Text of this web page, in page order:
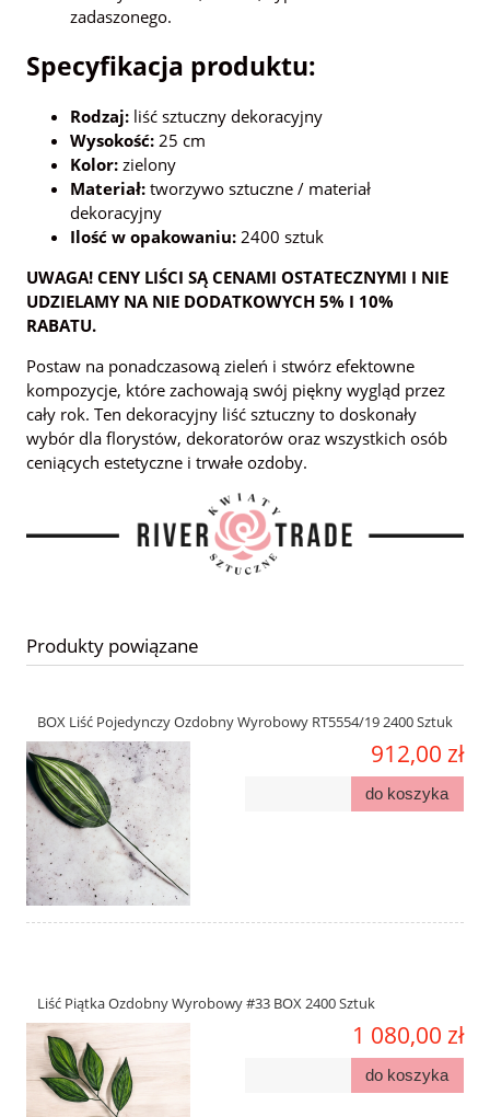
zadaszonego.
Specyfikacja produktu:
Rodzaj: liść sztuczny dekoracyjny
Wysokość: 25 cm
Kolor: zielony
Materiał: tworzywo sztuczne / materiał
dekoracyjny
Ilość w opakowaniu: 2400 sztuk
UWAGA! CENY LIŚCI SĄ CENAMI OSTATECZNYMI I NIE
UDZIELAMY NA NIE DODATKOWYCH 5% I 10%
RABATU.
Postaw na ponadczasową zieleń i stwórz efektowne
kompozycje, które zachowają swój piękny wygląd przez
cały rok. Ten dekoracyjny liść sztuczny to doskonały
wybór dla florystów, dekoratorów oraz wszystkich osób
ceniących estetyczne i trwałe ozdoby.
Produkty powiązane
BOX Liść Pojedynczy Ozdobny Wyrobowy RT5554/19 2400 Sztuk
912,00 zł
do koszyka
Liść Piątka Ozdobny Wyrobowy #33 BOX 2400 Sztuk
1 080,00 zł
do koszyka